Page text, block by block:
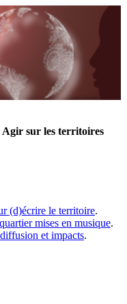
Agir sur les territoires
(d)écrire le territoire.
mises en musique.
et impacts.